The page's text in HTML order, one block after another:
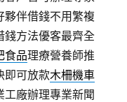
夥伴借錢不用繁複
錢方法優客最齊全
食品理療營養師推
即可放款木柵機車
廠辦理專業新聞